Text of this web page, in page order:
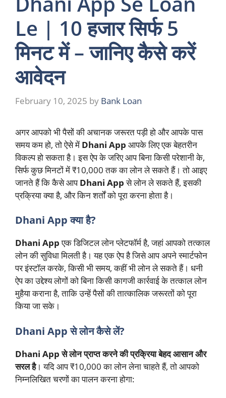
Le | 10 हजार सिर्फ 5
मिनट में – जानिए कैसे करें
आवेदन
February 10, 2025 by Bank Loan
अगर आपको भी पैसों की अचानक जरूरत पड़ी हो और आपके पास
समय कम हो, तो ऐसे में Dhani App आपके लिए एक बेहतरीन
विकल्प हो सकता है। इस ऐप के जरिए आप बिना किसी परेशानी के,
सिर्फ कुछ मिनटों में ₹10,000 तक का लोन ले सकते हैं। तो आइए
जानते हैं कि कैसे आपDhani Appसे लोन ले सकते हैं, इसकी
प्रक्रिया क्या है, और किन शर्तों को पूरा करना होता है।
Dhani App क्या है?
Dhani Appएक डिजिटल लोन प्लेटफॉर्म है, जहां आपको तत्काल
लोन की सुविधा मिलती है। यह एक ऐप है जिसे आप अपने स्मार्टफोन
पर इंस्टॉल करके, किसी भी समय, कहीं भी लोन ले सकते हैं। धनी
ऐप का उद्देश्य लोगों को बिना किसी कागजी कार्रवाई के तत्काल लोन
मुहैया कराना है, ताकि उन्हें पैसों की तात्कालिक जरूरतों को पूरा
किया जा सके।
Dhani App से लोन कैसे लें?
Dhani App से लोन प्राप्त करने की प्रक्रिया बेहद आसान और
सरल है। यदि आप ₹10,000 का लोन लेना चाहते हैं, तो आपको
निम्नलिखित चरणों का पालन करना होगा: